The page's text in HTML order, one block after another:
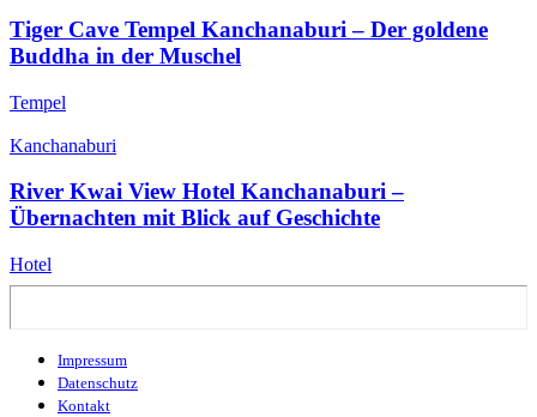
Tiger Cave Tempel Kanchanaburi – Der goldene
Buddha in der Muschel
Tempel
Kanchanaburi
River Kwai View Hotel Kanchanaburi –
Übernachten mit Blick auf Geschichte
Hotel
Impressum
Datenschutz
Kontakt